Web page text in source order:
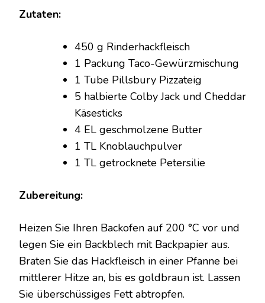
KÄSE
Zutaten:
450 g Rinderhackfleisch
1 Packung Taco-Gewürzmischung
1 Tube Pillsbury Pizzateig
5 halbierte Colby Jack und Cheddar
Käsesticks
4 EL geschmolzene Butter
1 TL Knoblauchpulver
1 TL getrocknete Petersilie
Zubereitung:
Heizen Sie Ihren Backofen auf 200 °C vor und
legen Sie ein Backblech mit Backpapier aus.
Braten Sie das Hackfleisch in einer Pfanne bei
mittlerer Hitze an, bis es goldbraun ist. Lassen
Sie überschüssiges Fett abtropfen.